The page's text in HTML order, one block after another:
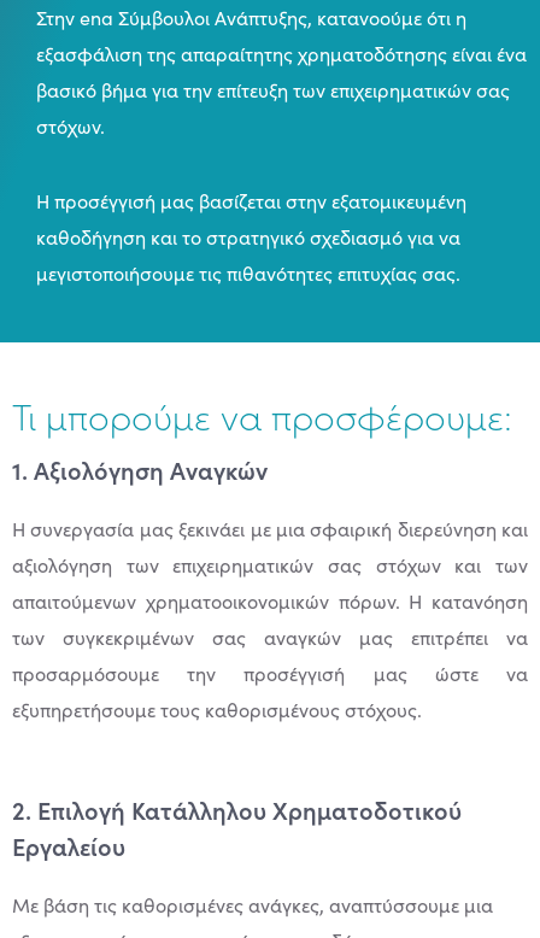
Στην ena Σύμβουλοι Ανάπτυξης, κατανοούμε ότι η
εξασφάλιση της απαραίτητης χρηματοδότησης είναι ένα
βασικό βήμα για την επίτευξη των επιχειρηματικών σας
στόχων.
Η προσέγγισή μας βασίζεται στην εξατομικευμένη
καθοδήγηση και το στρατηγικό σχεδιασμό για να
μεγιστοποιήσουμε τις πιθανότητες επιτυχίας σας.
Τι μπορούμε να προσφέρουμε:
1. Αξιολόγηση Αναγκών
Η συνεργασία μας ξεκινάει με μια σφαιρική διερεύνηση και
αξιολόγηση των επιχειρηματικών σας στόχων και των
απαιτούμενων χρηματοοικονομικών πόρων. Η κατανόηση
των συγκεκριμένων σας αναγκών μας επιτρέπει να
προσαρμόσουμε την προσέγγισή μας ώστε να
εξυπηρετήσουμε τους καθορισμένους στόχους.
2. Επιλογή Κατάλληλου Χρηματοδοτικού
Εργαλείου
Με βάση τις καθορισμένες ανάγκες, αναπτύσσουμε μια